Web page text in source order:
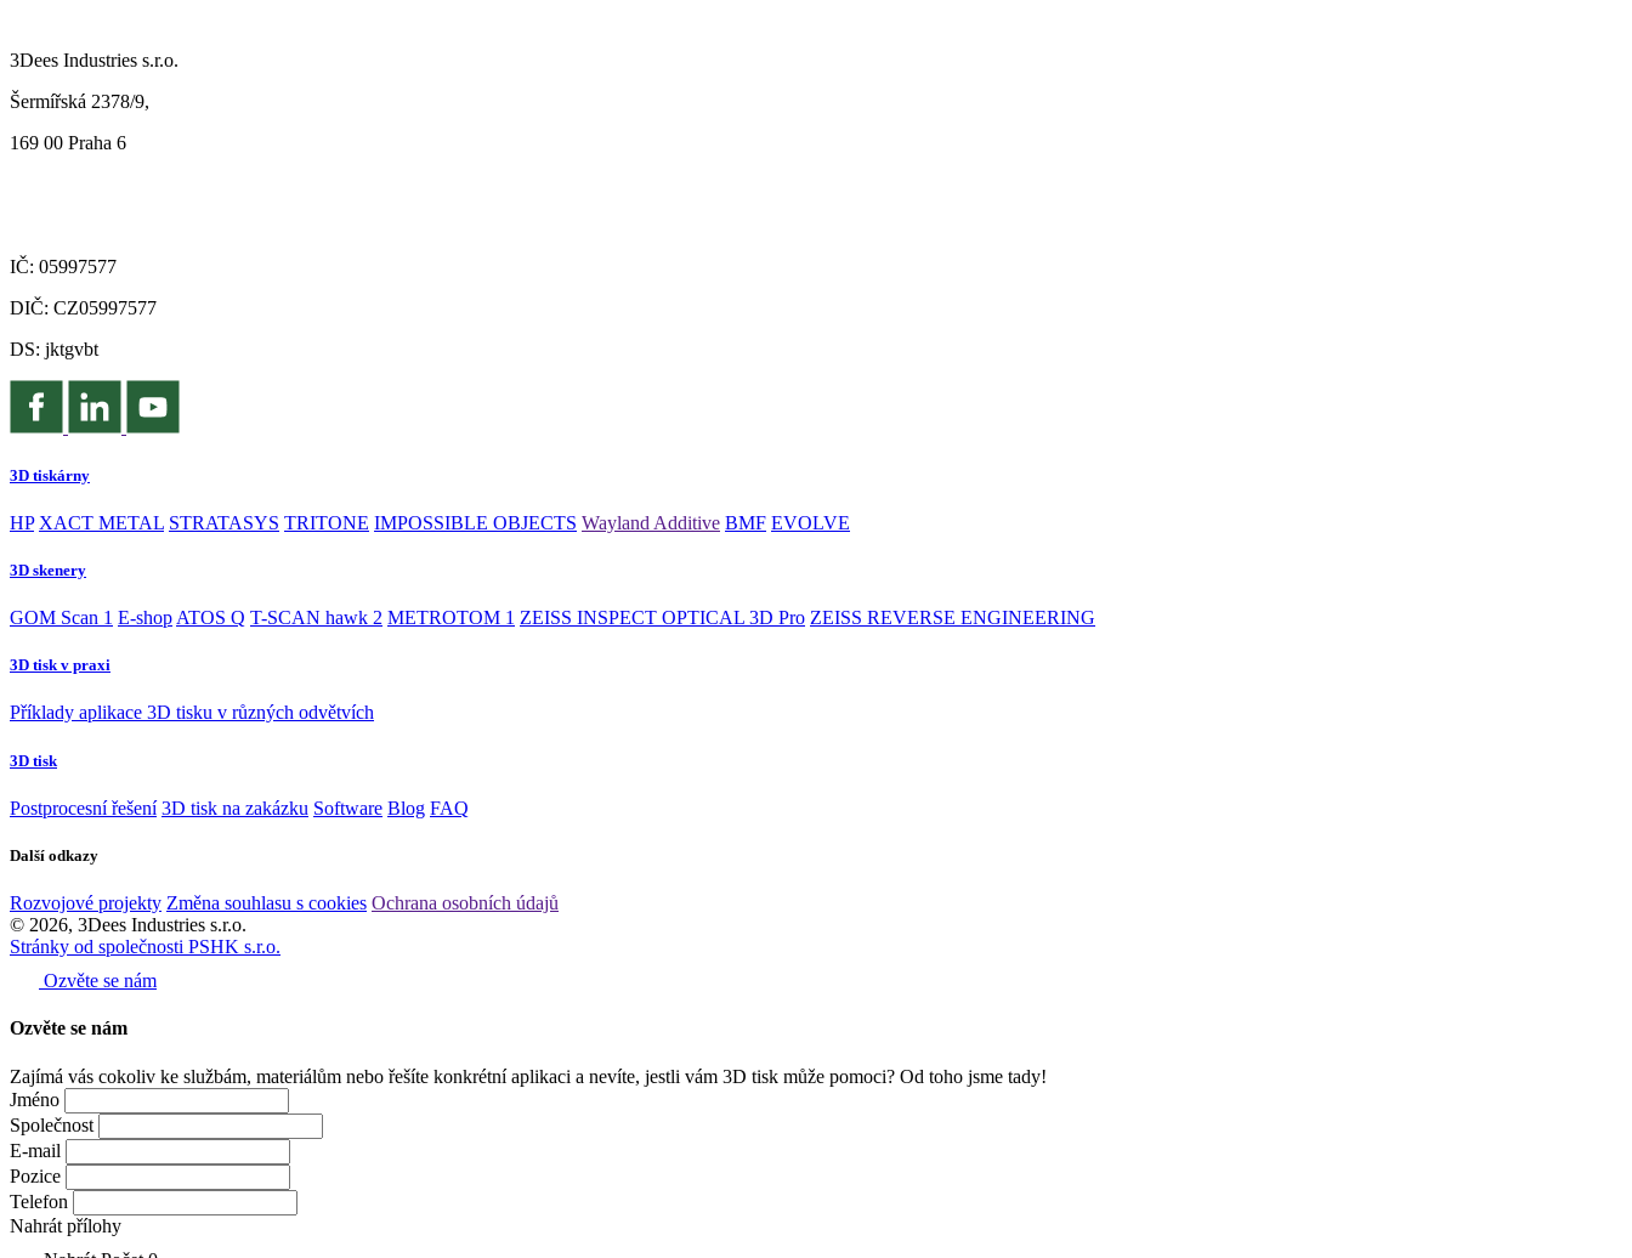
3Dees Industries s.r.o.
Šermířská 2378/9,
169 00 Praha 6
IČ: 05997577
DIČ: CZ05997577
DS: jktgvbt
3D tiskárny
HP XACT METAL STRATASYS TRITONE IMPOSSIBLE OBJECTS Wayland Additive BMF EVOLVE
3D skenery
GOM Scan 1 E-shop ATOS Q T-SCAN hawk 2 METROTOM 1 ZEISS INSPECT OPTICAL 3D Pro ZEISS REVERSE ENGINEERING
3D tisk v praxi
Příklady aplikace 3D tisku v různých odvětvích
3D tisk
Postprocesní řešení 3D tisk na zakázku Software Blog FAQ
Další odkazy
Rozvojové projekty Změna souhlasu s cookies Ochrana osobních údajů
© 2026, 3Dees Industries s.r.o.
Stránky od společnosti PSHK s.r.o.
Ozvěte se nám
Ozvěte se nám
Zajímá vás cokoliv ke službám, materiálům nebo řešíte konkrétní aplikaci a nevíte, jestli vám 3D tisk může pomoci? Od toho jsme tady!
Jméno
Společnost
E-mail
Pozice
Telefon
Nahrát přílohy